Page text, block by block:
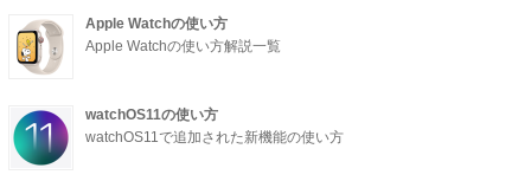
Apple Watchの使い方
Apple Watchの使い方解説一覧
watchOS11の使い方
watchOS11で追加された新機能の使い方